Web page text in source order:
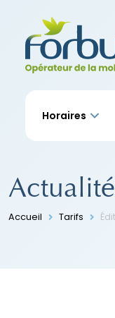
Horaires
Accueil Tarifs